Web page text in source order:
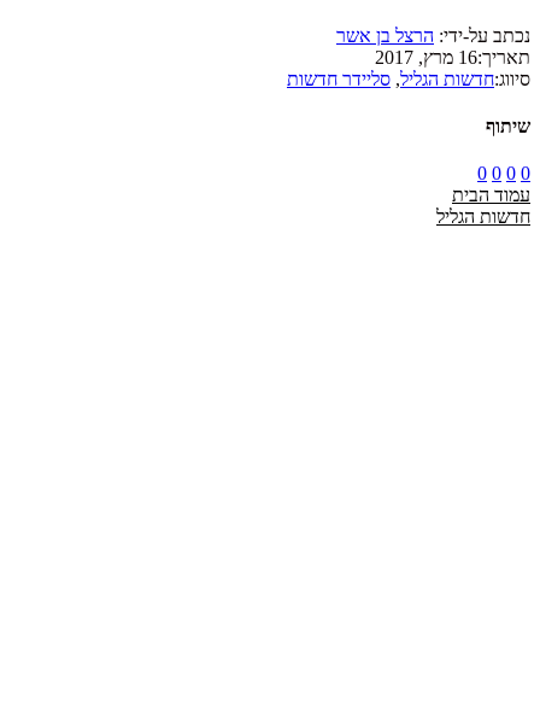
נכתב על-ידי: הרצל בן אשר
תאריך:16 מרץ, 2017
סיווג:חדשות הגליל, סליידר חדשות
שיתוף
0
0
0
0
עמוד הבית
חדשות הגליל